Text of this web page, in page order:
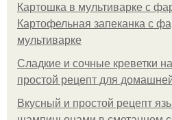
Картошка в мультиварке с
Картофельная запеканка с
мультиварке
Сладкие и сочные креветки
простой рецепт для
Вкусный и простой рецепт